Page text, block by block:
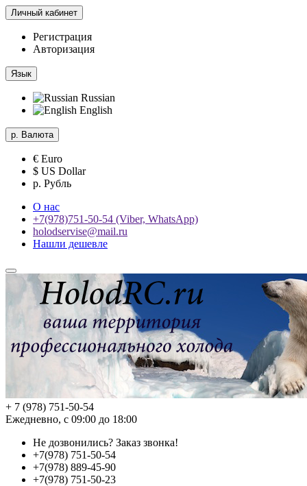
Личный кабинет
Регистрация
Авторизация
Язык
Russian
English
р. Валюта
€ Euro
$ US Dollar
р. Рубль
О нас
+7(978)751-50-54 (Viber, WhatsApp)
holodservise@mail.ru
Нашли дешевле
+ 7 (978) 751-50-54
Ежедневно, с 09:00 до 18:00
Не дозвонились? Заказ звонка!
+7(978) 751-50-54
+7(978) 889-45-90
+7(978) 751-50-23